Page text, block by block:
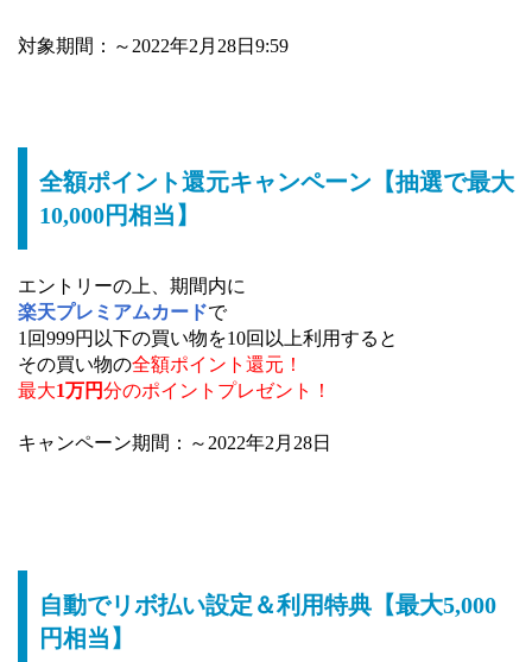
対象期間：～2022年2月28日9:59
全額ポイント還元キャンペーン【抽選で最大
10,000円相当】
エントリーの上、期間内に
楽天プレミアムカードで
1回999円以下の買い物を10回以上利用すると
その買い物の全額ポイント還元！
最大1万円分のポイントプレゼント！
キャンペーン期間：～2022年2月28日
自動でリボ払い設定＆利用特典【最大5,000
円相当】